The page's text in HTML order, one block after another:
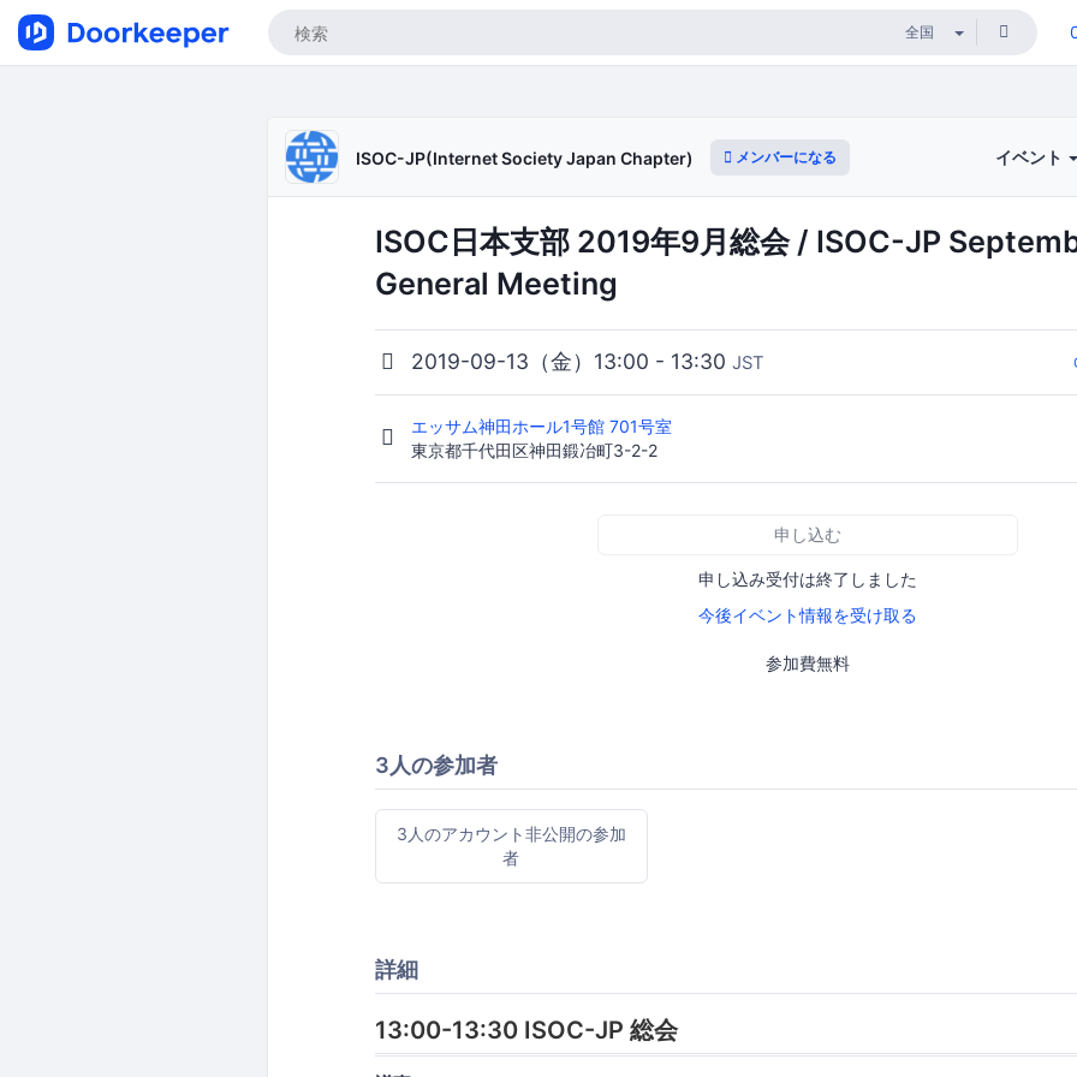
ISOC-JP(Internet Society Japan Chapter) メンバーになる イベント
ISOC日本支部 2019年9月総会 / ISOC-JP
General Meeting
2019-09-13（金）13:00 - 13:30 JST
エッサム神田ホール1号館 701号室
東京都千代田区神田鍛冶町3-2-2
申し込む
申し込み受付は終了しました
今後イベント情報を受け取る
参加費無料
3人の参加者
3人のアカウント非公開の参加
者
詳細
13:00-13:30 ISOC-JP 総会